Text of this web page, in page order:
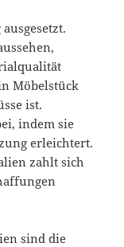
Möbelstück
ist.
indem sie
erleichtert.
zahlt sich
sind die